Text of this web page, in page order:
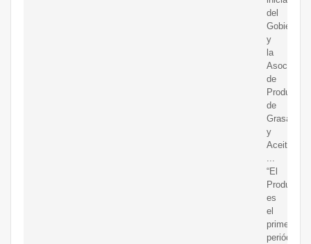
del
Gobierno
y
la
Asociación
de
de
Grasas
y
Aceites.
“El
es
el
primer
periódico